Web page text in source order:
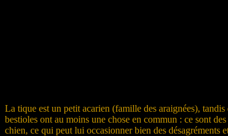
La tique est un petit acarien (famille des araignées),
bestioles ont au moins une chose en commun : ce sont
chien, ce qui peut lui occasionner bien des désagréments